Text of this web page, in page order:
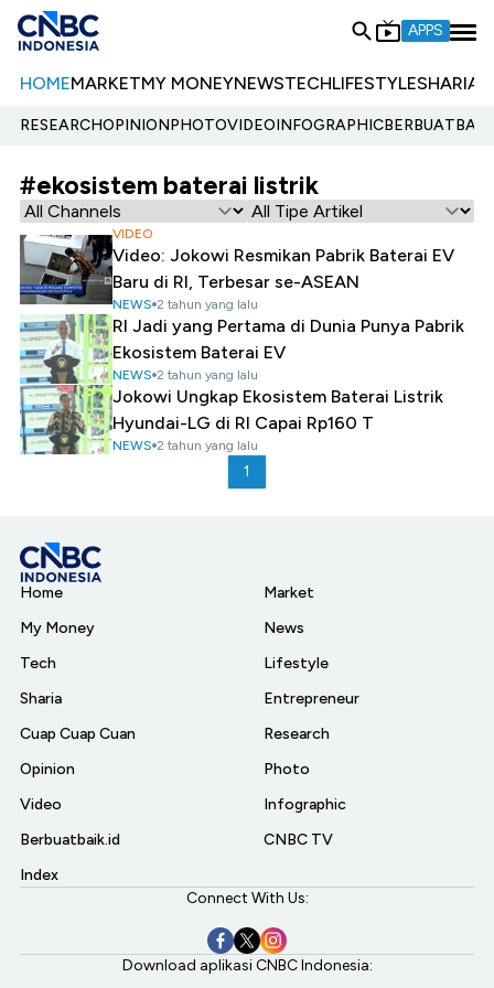
APPS
HOMEMARKETMY MONEYNEWSTECHLIFESTYLESHARIA
RESEARCHOPINIONPHOTOVIDEOINFOGRAPHIC
#ekosistem baterai listrik
VIDEO
Video: Jokowi Resmikan Pabrik Baterai EV
Baru di RI, Terbesar se-ASEAN
NEWS 2 tahun yang lalu
RI Jadi yang Pertama di Dunia Punya Pabrik
Ekosistem Baterai EV
NEWS 2 tahun yang lalu
Jokowi Ungkap Ekosistem Baterai Listrik
Hyundai-LG di RI Capai Rp160 T
NEWS 2 tahun yang lalu
1
Home
My Money
Tech
Sharia
Cuap Cuap Cuan
Opinion
Video
Berbuatbaik.id
Index
Market
News
Lifestyle
Entrepreneur
Research
Photo
Infographic
CNBC TV
Connect With Us:
Download aplikasi CNBC Indonesia: